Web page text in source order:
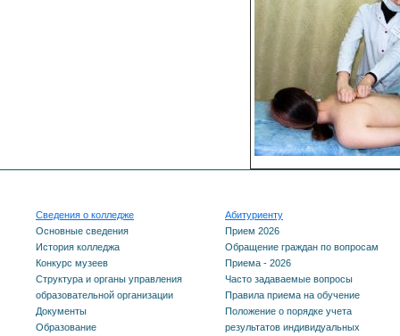
Сведения о колледже
Основные сведения
История колледжа
Конкурс музеев
Структура и органы управления
образовательной организации
Документы
Образование
Абитуриенту
Прием 2026
Обращение граждан по вопросам
Приема - 2026
Часто задаваемые вопросы
Правила приема на обучение
Положение о порядке учета
результатов индивидуальных